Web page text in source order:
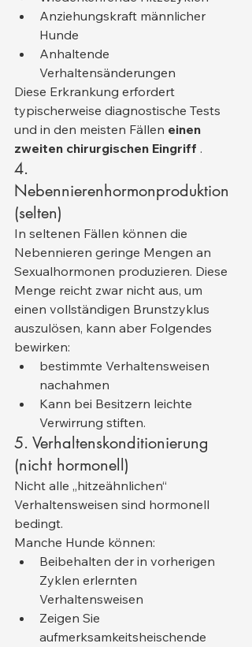
Anziehungskraft männlicher
Hunde
Anhaltende
Verhaltensänderungen
Diese Erkrankung erfordert
typischerweise diagnostische Tests
und in den meisten Fällen einen
zweiten chirurgischen Eingriff .
4.
Nebennierenhormonproduktion
(selten)
In seltenen Fällen können die
Nebennieren geringe Mengen an
Sexualhormonen produzieren. Diese
Menge reicht zwar nicht aus, um
einen vollständigen Brunstzyklus
auszulösen, kann aber Folgendes
bewirken:
bestimmte Verhaltensweisen
nachahmen
Kann bei Besitzern leichte
Verwirrung stiften.
5. Verhaltenskonditionierung
(nicht hormonell)
Nicht alle „hitzeähnlichen“
Verhaltensweisen sind hormonell
bedingt.
Manche Hunde können:
Beibehalten der in vorherigen
Zyklen erlernten
Verhaltensweisen
Zeigen Sie
aufmerksamkeitsheischende